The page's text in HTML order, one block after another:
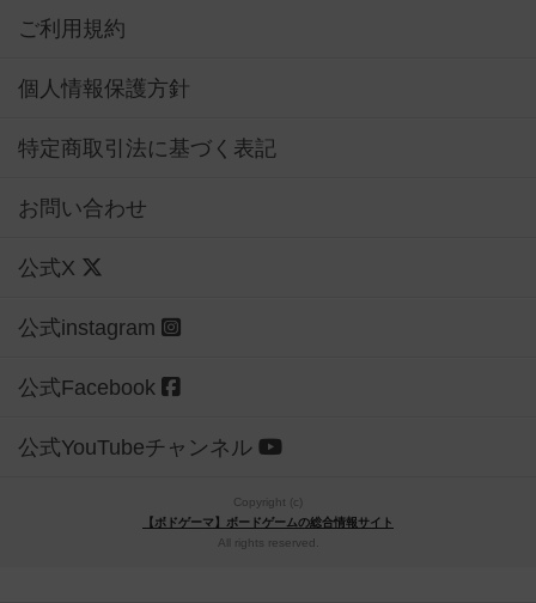
ご利用規約
個人情報保護方針
特定商取引法に基づく表記
お問い合わせ
公式X
公式instagram
公式Facebook
公式YouTubeチャンネル
Copyright (c)
【ボドゲーマ】ボードゲームの総合情報サイト
All rights reserved.